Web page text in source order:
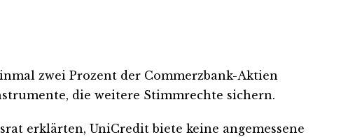
zwei Prozent der Commerzbank-Aktien
die weitere Stimmrechte sichern.
erklärten, UniCredit biete keine angemessene